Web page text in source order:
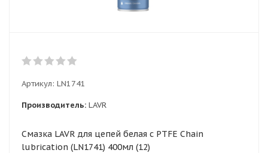
Артикул: LN1741
Производитель: LAVR
Смазка LAVR для цепей белая с PTFE Chain
lubrication (LN1741) 400мл (12)